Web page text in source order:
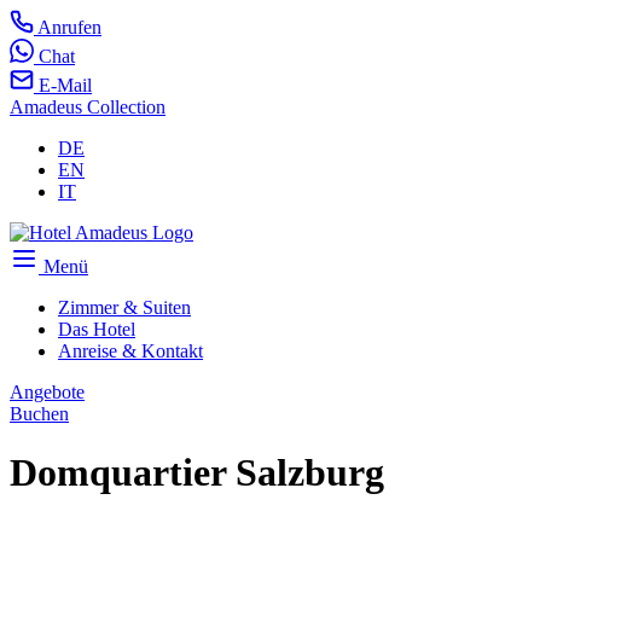
Anrufen
Chat
E-Mail
Amadeus Collection
DE
EN
IT
Menü
Zimmer & Suiten
Das Hotel
Anreise & Kontakt
Angebote
Buchen
Domquartier Salzburg